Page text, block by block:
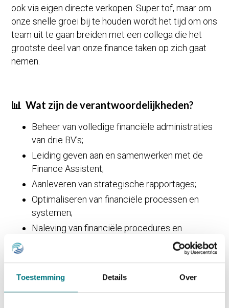
Toestemming Details Over
ook via eigen directe verkopen. Super tof, maar om
onze snelle groei bij te houden wordt het tijd om ons
team uit te gaan breiden met een collega die het
grootste deel van onze finance taken op zich gaat
nemen.
📊 Wat zijn de verantwoordelijkheden?
Beheer van volledige financiële administraties
van drie BV's;
Leiding geven aan en samenwerken met de
Finance Assistent;
Aanleveren van strategische rapportages;
Optimaliseren van financiële processen en
systemen;
Naleving van financiële procedures en
Samenwerken met collega’s van verschillende
behalen.